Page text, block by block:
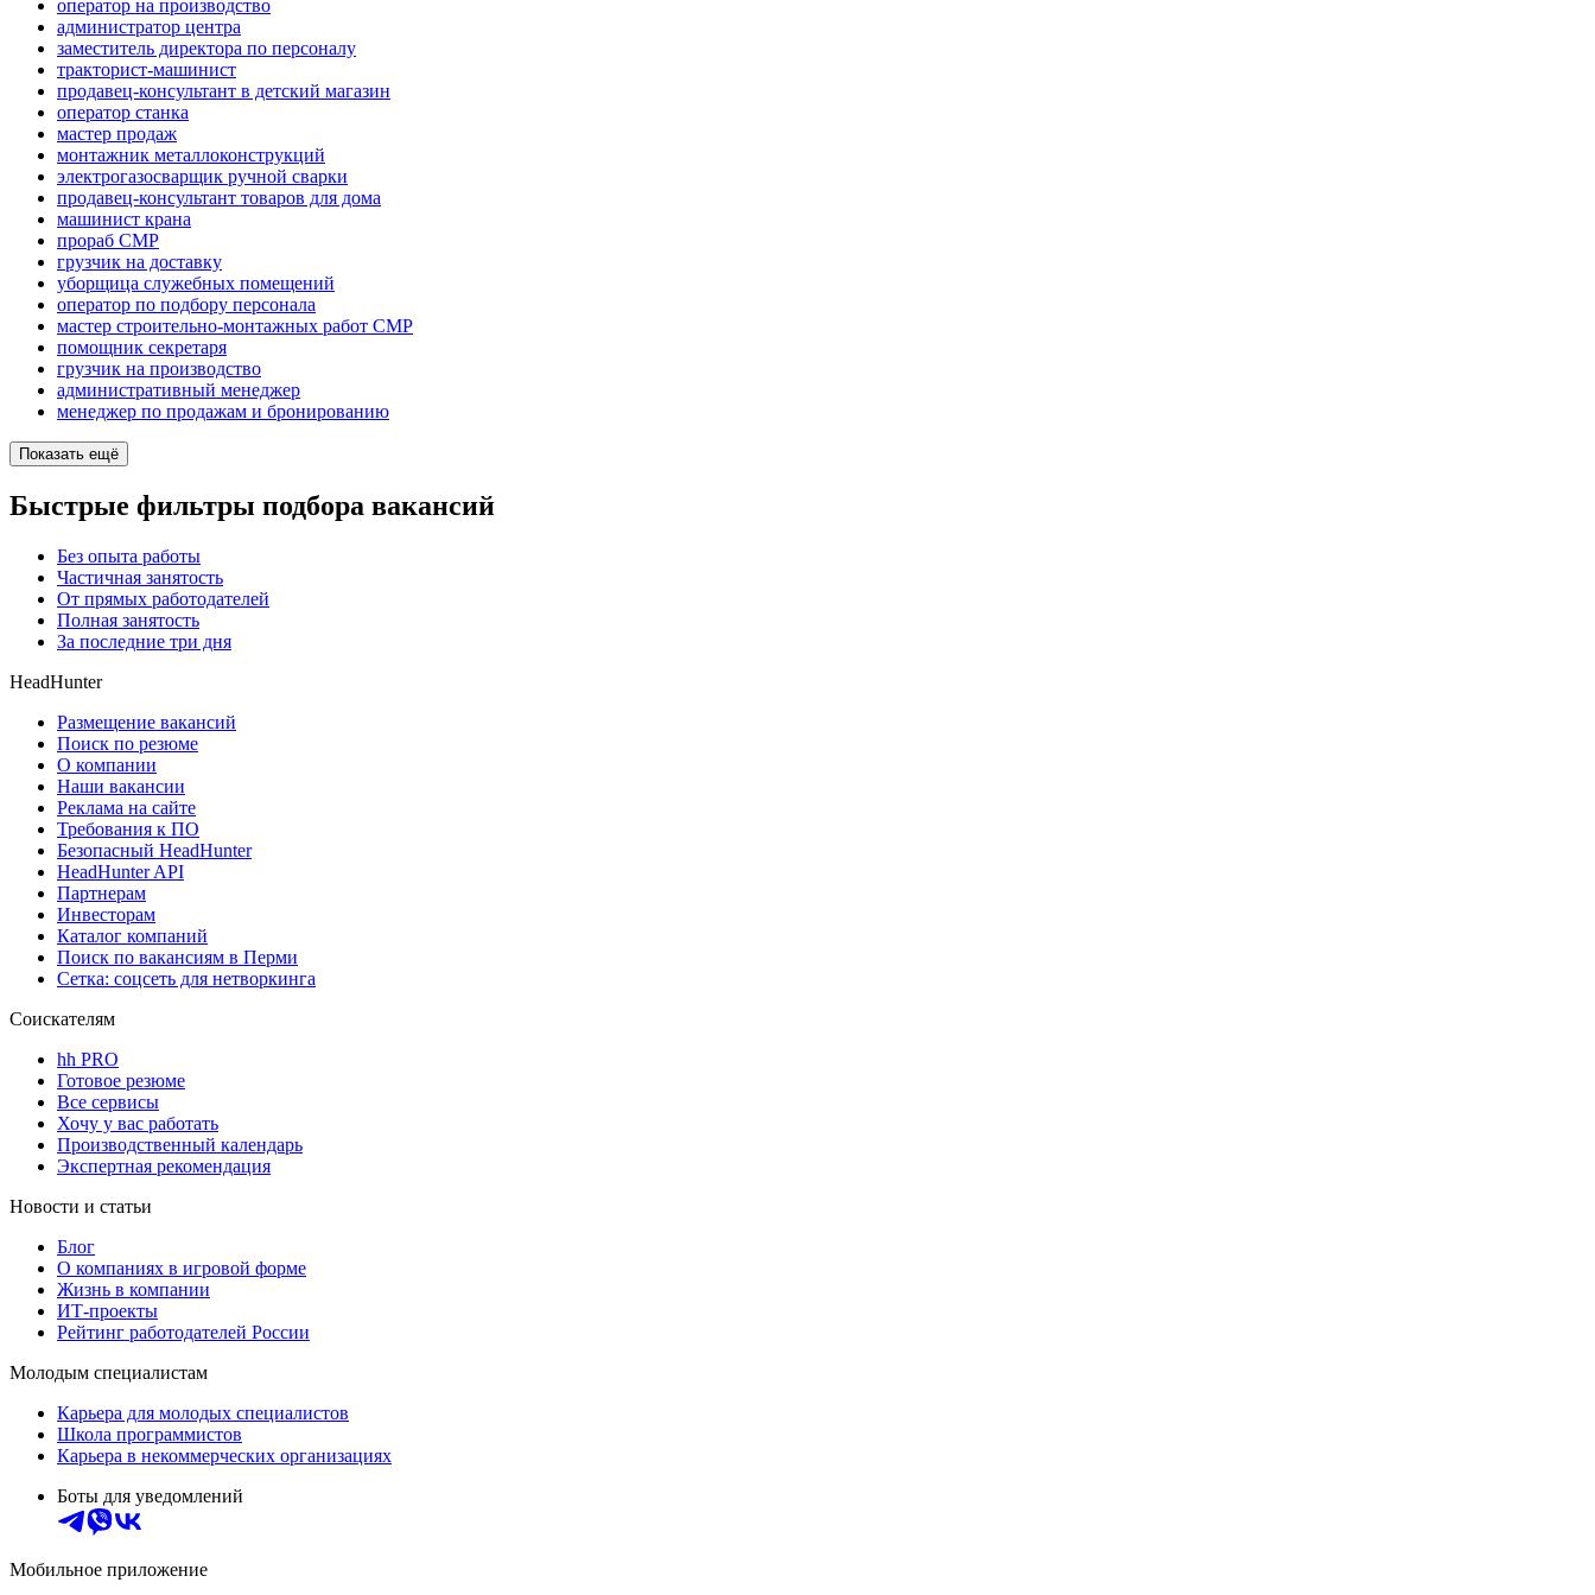
оператор на производство
администратор центра
заместитель директора по персоналу
тракторист-машинист
продавец-консультант в детский магазин
оператор станка
мастер продаж
монтажник металлоконструкций
электрогазосварщик ручной сварки
продавец-консультант товаров для дома
машинист крана
прораб СМР
грузчик на доставку
уборщица служебных помещений
оператор по подбору персонала
мастер строительно-монтажных работ СМР
помощник секретаря
грузчик на производство
административный менеджер
менеджер по продажам и бронированию
Показать ещё
Быстрые фильтры подбора вакансий
Без опыта работы
Частичная занятость
От прямых работодателей
Полная занятость
За последние три дня
HeadHunter
Размещение вакансий
Поиск по резюме
О компании
Наши вакансии
Реклама на сайте
Требования к ПО
Безопасный HeadHunter
HeadHunter API
Партнерам
Инвесторам
Каталог компаний
Поиск по вакансиям в Перми
Сетка: соцсеть для нетворкинга
Соискателям
hh PRO
Готовое резюме
Все сервисы
Хочу у вас работать
Производственный календарь
Экспертная рекомендация
Новости и статьи
Блог
О компаниях в игровой форме
Жизнь в компании
ИТ-проекты
Рейтинг работодателей России
Молодым специалистам
Карьера для молодых специалистов
Школа программистов
Карьера в некоммерческих организациях
Боты для уведомлений
Мобильное приложение